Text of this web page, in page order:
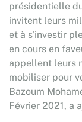
présidentielle
invitent leurs
et à s'investir
en cours en
appellent leurs
mobiliser pour
Bazoum
Février 2021, a